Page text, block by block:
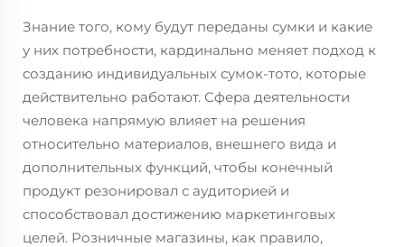
Знание того, кому будут переданы сумки и какие
у них потребности, кардинально меняет подход к
созданию индивидуальных сумок-тото, которые
действительно работают. Сфера деятельности
человека напрямую влияет на решения
относительно материалов, внешнего вида и
дополнительных функций, чтобы конечный
продукт резонировал с аудиторией и
способствовал достижению маркетинговых
целей. Розничные магазины, как правило,